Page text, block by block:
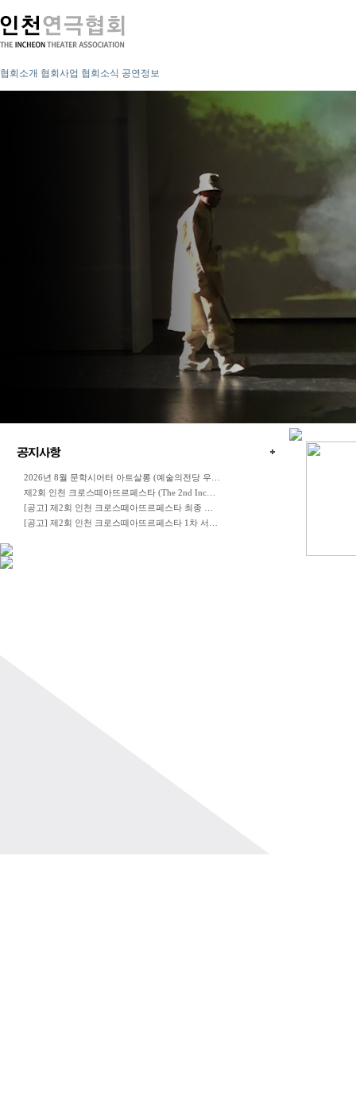
협회소개 협회사업 협회소식 공연정보
2026년 8월 문학시어터 아트살롱 (예술의전당 우…
제2회 인천 크로스떼아뜨르페스타 (The 2nd Inc…
[공고] 제2회 인천 크로스떼아뜨르페스타 최종 …
[공고] 제2회 인천 크로스떼아뜨르페스타 1차 서…